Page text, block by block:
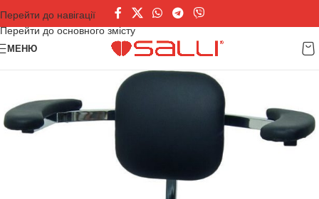
Перейти до навігації
Перейти до основного змісту
МЕНЮ